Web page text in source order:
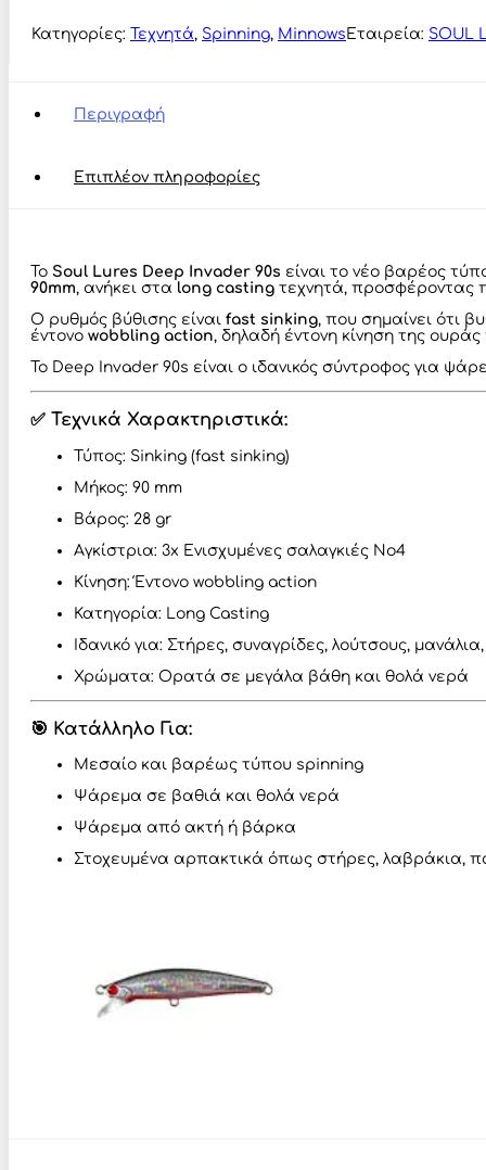
Invader
Κατηγορίες: Τεχνητά, Spinning, Minnows Εταιρεία: SOUL
Περιγραφή
Επιπλέον πληροφορίες
Το Soul Lures Deep Invader 90s είναι το νέο βαρέος
90mm, ανήκει στα long casting τεχνητά, προσφέροντας
Ο ρυθμός βύθισης είναι fast sinking, που σημαίνει ότι
έντονο wobbling action, δηλαδή έντονη κίνηση της
Το Deep Invader 90s είναι ο ιδανικός σύντροφος για
✅ Τεχνικά Χαρακτηριστικά:
Τύπος: Sinking (fast sinking)
Μήκος: 90 mm
Βάρος: 28 gr
Αγκίστρια: 3x Ενισχυμένες σαλαγκιές No4
Κίνηση: Έντονο wobbling action
Κατηγορία: Long Casting
Ιδανικό για: Στήρες, συναγρίδες, λούτσους,
Χρώματα: Ορατά σε μεγάλα βάθη και θολά νερά
🎯 Κατάλληλο Για:
Μεσαίο και βαρέως τύπου spinning
Ψάρεμα σε βαθιά και θολά νερά
Ψάρεμα από ακτή ή βάρκα
Στοχευμένα αρπακτικά όπως στήρες, λαβράκια,